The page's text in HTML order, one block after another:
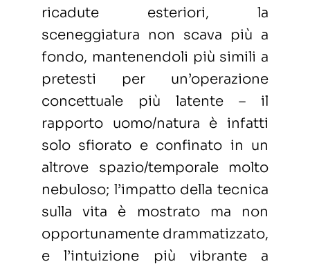
ricadute esteriori, la
sceneggiatura non scava più a
fondo, mantenendoli più simili a
pretesti per un’operazione
concettuale più latente ­– il
rapporto uomo/natura è infatti
solo sfiorato e confinato in un
altrove spazio/temporale molto
nebuloso; l’impatto della tecnica
sulla vita è mostrato ma non
opportunamente drammatizzato,
e l’intuizione più vibrante a